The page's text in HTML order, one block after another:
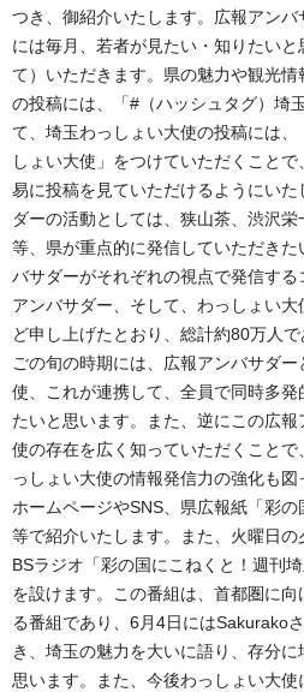
つき、御紹介いたします。広報アン
には毎月、若者が見たい・知りたい
て）いただきます。県の魅力や観光
の投稿には、「#（ハッシュタグ）埼
て、埼玉わっしょい大使の投稿には
しょい大使」をつけていただくこと
易に投稿を見ていただけるようにい
ダーの活動としては、狭山茶、渋沢
等、県が重点的に発信していただき
バサダーがそれぞれの視点で発信す
アンバサダー、そして、わっしょい
ど申し上げたとおり、総計約80万人
ごの旬の時期には、広報アンバサダ
使、これが連携して、全員で同時多
たいと思います。また、逆にこの広
使の存在を広く知っていただくこと
っしょい大使の情報発信力の強化も
ホームページやSNS、県広報紙「彩
等で紹介いたします。また、火曜日
BSラジオ「彩の国にこねくと！週刊
を設けます。この番組は、首都圏に
る番組であり、6月4日にはSakurako
き、埼玉の魅力を大いに語り、存分
思います。また、今後わっしょい大